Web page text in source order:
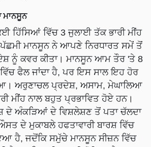
ਮਾਨਸੂਨ
ਹਿੱਸਿਆਂ ਵਿੱਚ 3 ਜੁਲਾਈ ਤੱਕ ਭਾਰੀ ਮੀਂਹ
ਮਾਨਸੂਨ ਨੇ ਆਪਣੇ ਨਿਰਧਾਰਤ ਸਮੇਂ ਤੋਂ
ਨੂੰ ਕਵਰ ਕੀਤਾ। ਮਾਨਸੂਨ ਆਮ ਤੌਰ 'ਤੇ 8
ਫੈਲ ਜਾਂਦਾ ਹੈ, ਪਰ ਇਸ ਸਾਲ ਇਹ ਹੋਰ
ਅਰੁਣਾਚਲ ਪ੍ਰਦੇਸ਼, ਅਸਾਮ, ਮੇਘਾਲਿਆ
ਮੀਂਹ ਨਾਲ ਬਹੁਤ ਪ੍ਰਭਾਵਿਤ ਹੋਏ ਹਨ।
ਦੇ ਅੰਕੜਿਆਂ ਦੇ ਵਿਸ਼ਲੇਸ਼ਣ ਤੋਂ ਪਤਾ ਚੱਲਦਾ
ਦੇ ਮੁਕਾਬਲੇ ਹਫਤਾਵਾਰੀ ਬਾਰਸ਼ ਵਿੱਚ
ਹੈ, ਜਦੋਂਕਿ ਸਮੁੱਚੇ ਮਾਨਸੂਨ ਸੀਜ਼ਨ ਵਿੱਚ